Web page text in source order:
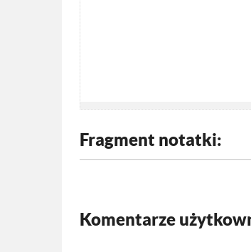
Fragment notatki:
Komentarze